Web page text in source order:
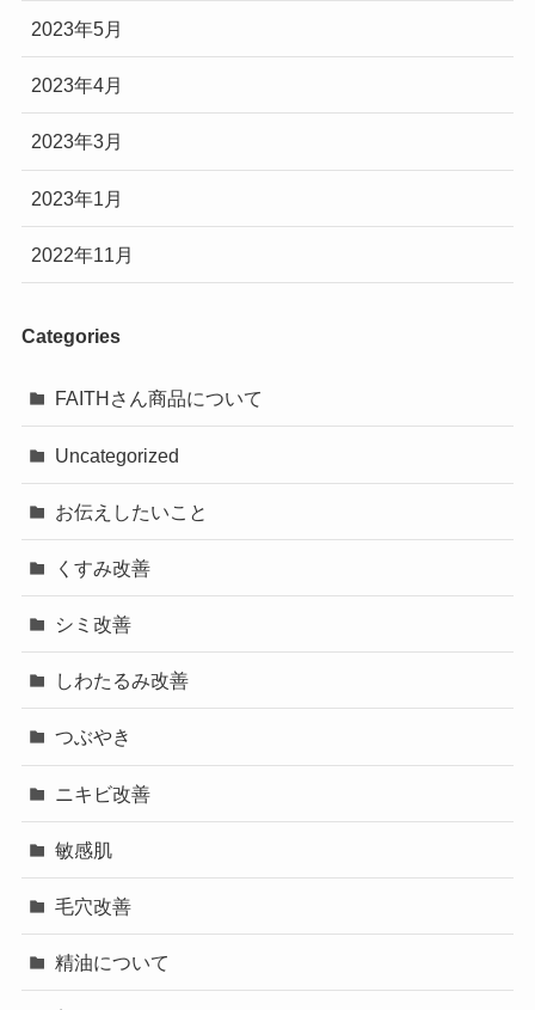
2023年5月
2023年4月
2023年3月
2023年1月
2022年11月
Categories
FAITHさん商品について
Uncategorized
お伝えしたいこと
くすみ改善
シミ改善
しわたるみ改善
つぶやき
ニキビ改善
敏感肌
毛穴改善
精油について